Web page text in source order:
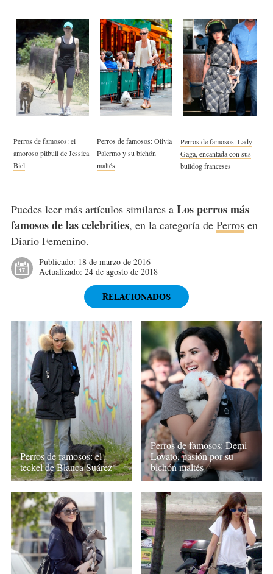
Perros de famosos: el
amoroso pitbull de Jessica
Biel
Perros de famosos: Olivia
Palermo y su bichón
maltés
Perros de famosos: Lady
Gaga, encantada con sus
bulldog franceses
Puedes leer más artículos similares a Los perros más
famosos de las celebrities, en la categoría de Perrosen
Diario Femenino.
Publicado: 18 de marzo de 2016
Actualizado: 24 de agosto de 2018
RELACIONADOS
Perros de famosos: el
teckel de Blanca Suárez
Perros de famosos: Demi
Lovato, pasión por su
bichón maltés